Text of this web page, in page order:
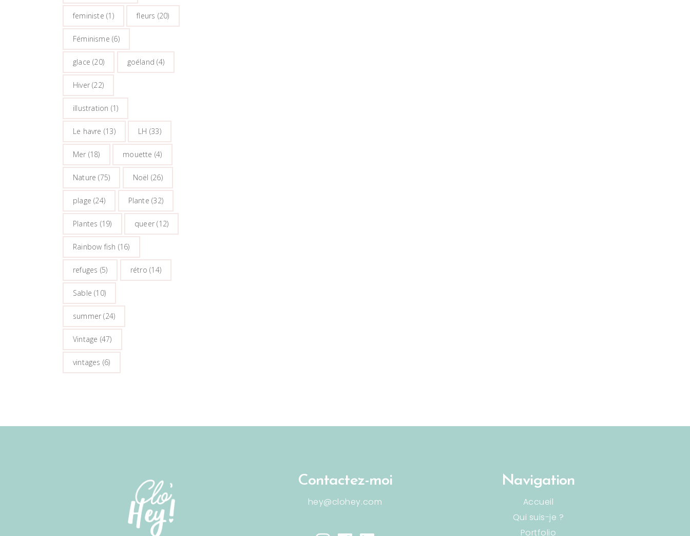
feministe (1) fleurs (20)
Féminisme (6)
glace (20) goéland (4)
Hiver (22)
illustration (1)
Le havre (13) LH (33)
Mer (18) mouette (4)
Nature (75) Noël (26)
plage (24) Plante (32)
Plantes (19) queer (12)
Rainbow fish (16)
refuges (5) rétro (14)
Sable (10)
summer (24)
Vintage (47)
vintages (6)
Contactez-moi
hey@clohey.com
Navigation
Accueil
Qui suis-je ?
Portfolio